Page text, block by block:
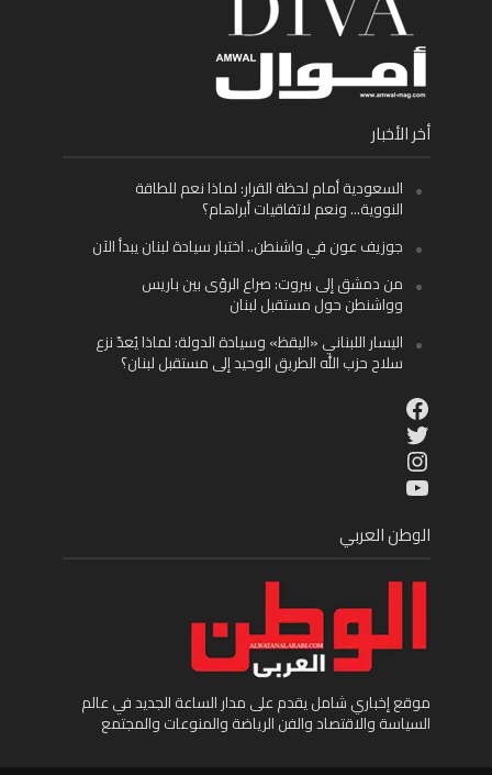
أخر الأخبار
السعودية أمام لحظة القرار: لماذا نعم للطاقة
النووية… ونعم لاتفاقيات أبراهام؟
جوزيف عون في واشنطن.. اختبار سيادة لبنان يبدأ الآن
من دمشق إلى بيروت: صراع الرؤى بين باريس
وواشنطن حول مستقبل لبنان
اليسار اللبناني «اليقظ» وسيادة الدولة: لماذا يُعدّ نزع
سلاح حزب الله الطريق الوحيد إلى مستقبل لبنان؟
Facebook
Twitter
Instagram
YouTube
الوطن العربي
موقع إخباري شامل يقدم على مدار الساعة الجديد في عالم
السياسة والاقتصاد والفن الرياضة والمنوعات والمجتمع